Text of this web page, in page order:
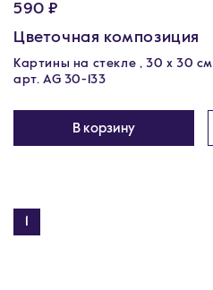
590 ₽
Цветочная композиция
Картины на стекле , 30 x 30 см
арт. AG 30-133
В корзину